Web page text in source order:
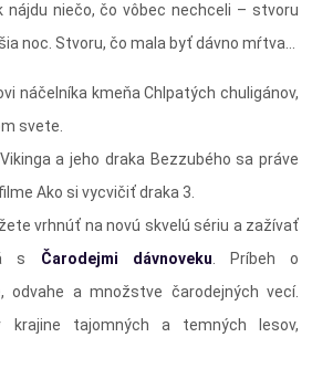
nájdu niečo, čo vôbec nechceli – stvoru
noc. Stvoru, čo mala byť dávno mŕtva...
náčelníka kmeňa Chlpatých chuligánov,
svete.
a jeho draka Bezzubého sa práve
Ako si vycvičiť draka 3.
vrhnúť na novú skvelú sériu a zažívať
s Čarodejmi dávnoveku . Príbeh o
odvahe a množstve čarodejných vecí.
tajomných a temných lesov,